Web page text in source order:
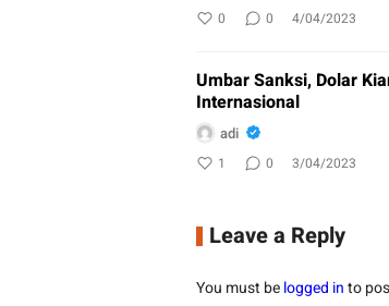
0 0 4/04/2023
Umbar Sanksi, Dolar
Internasional
adi
1 0 3/04/2023
Leave a Reply
You must belogged into